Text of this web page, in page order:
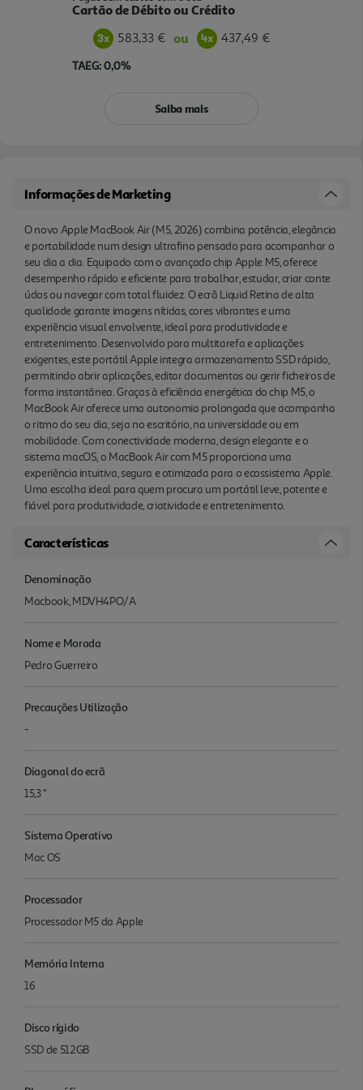
Cartão de Débito ou Crédito
583,33 € ou 437,49 €
TAEG: 0,0%
Saiba mais
Informações de Marketing
O novo Apple MacBook Air (M5, 2026) combina potência, elegância
e portabilidade num design ultrafino pensado para acompanhar o
seu dia a dia. Equipado com o avançado chip Apple M5, oferece
desempenho rápido e eficiente para trabalhar, estudar, criar conte
údos ou navegar com total fluidez. O ecrã Liquid Retina de alta
qualidade garante imagens nítidas, cores vibrantes e uma
experiência visual envolvente, ideal para produtividade e
entretenimento. Desenvolvido para multitarefa e aplicações
exigentes, este portátil Apple integra armazenamento SSD rápido,
permitindo abrir aplicações, editar documentos ou gerir ficheiros de
forma instantânea. Graças à eficiência energética do chip M5, o
MacBook Air oferece uma autonomia prolongada que acompanha
o ritmo do seu dia, seja no escritório, na universidade ou em
mobilidade. Com conectividade moderna, design elegante e o
sistema macOS, o MacBook Air com M5 proporciona uma
experiência intuitiva, segura e otimizada para o ecossistema Apple.
Uma escolha ideal para quem procura um portátil leve, potente e
fiável para produtividade, criatividade e entretenimento.
Características
Denominação
Macbook, MDVH4PO/A
Nome e Morada
Pedro Guerreiro
Precauções Utilização
-
Diagonal do ecrã
15,3 "
Sistema Operativo
Mac OS
Processador
Proces­sador M5 da Apple
Memória Interna
16
Disco rígido
SSD de 512GB